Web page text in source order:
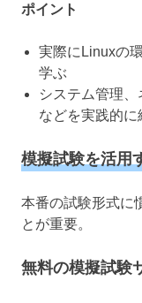
ポイント
実際にLinuxの
学ぶ
システム管理
などを実践的に
模擬試験を活用
本番の試験形式に
とが重要。
無料の模擬試験